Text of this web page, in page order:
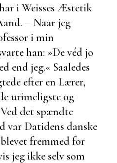
iWeisses Æstetik
– Naar jeg
i min
han: »De véd jo
end jeg.« Saaledes
efter en Lærer,
urimeligste og
det spændte
var Datidens danske
fremmed for
jeg ikke selv som